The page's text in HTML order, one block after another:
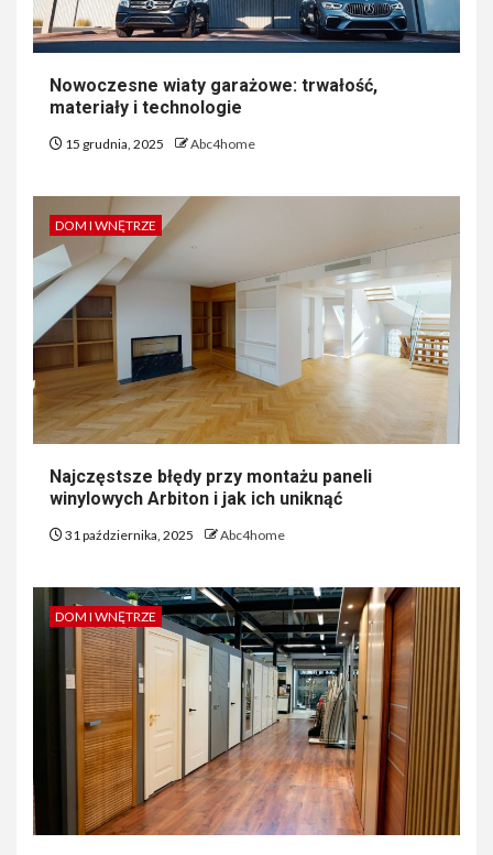
Nowoczesne wiaty garażowe: trwałość,
materiały i technologie
15 grudnia, 2025 Abc4home
DOM I WNĘTRZE
Najczęstsze błędy przy montażu paneli
winylowych Arbiton i jak ich uniknąć
31 października, 2025 Abc4home
DOM I WNĘTRZE